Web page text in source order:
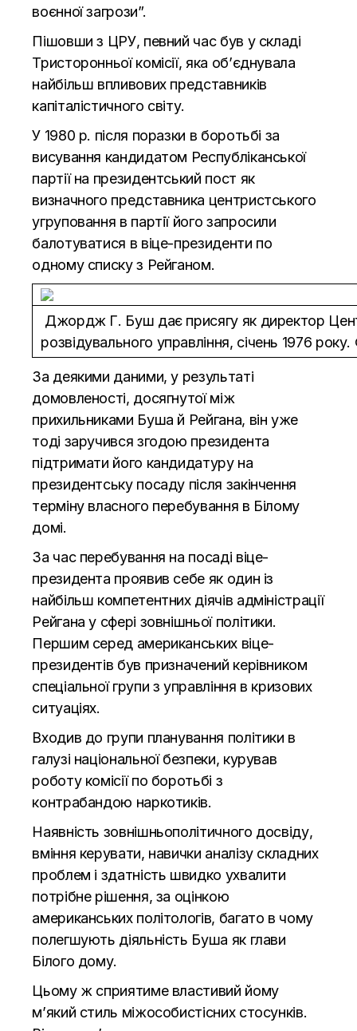
воєнної загрози”.
Пішовши з ЦРУ, певний час був у складі
Тристоронньої комісії, яка об’єднувала
найбільш впливових представників
капіталістичного світу.
У 1980 р. після поразки в боротьбі за
висування кандидатом Республіканської
партії на президентський пост як
визначного представника центристського
угруповання в партії його запросили
балотуватися в віце-президенти по
одному списку з Рейганом.
Джордж Г. Буш дає присягу як директор
розвідувального управління, січень 1976
За деякими даними, у результаті
домовленості, досягнутої між
прихильниками Буша й Рейгана, він уже
тоді заручився згодою президента
підтримати його кандидатуру на
президентську посаду після закінчення
терміну власного перебування в Білому
домі.
За час перебування на посаді віце-
президента проявив себе як один із
найбільш компетентних діячів адміністрації
Рейгана у сфері зовнішньої політики.
Першим серед американських віце-
президентів був призначений керівником
спеціальної групи з управління в кризових
ситуаціях.
Входив до групи планування політики в
галузі національної безпеки, курував
роботу комісії по боротьбі з
контрабандою наркотиків.
Наявність зовнішньополітичного досвіду,
вміння керувати, навички аналізу складних
проблем і здатність швидко ухвалити
потрібне рішення, за оцінкою
американських політологів, багато в чому
полегшують діяльність Буша як глави
Білого дому.
Цьому ж сприятиме властивий йому
м’який стиль міжособистісних стосунків.